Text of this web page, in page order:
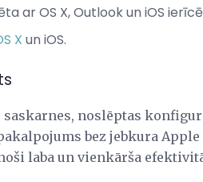
ar OS X, Outlook un iOS
X un iOS.
noslēptas
bez jebkura
laba un vienkārša